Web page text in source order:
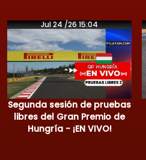
Jul 24 /26 15:04
Segunda sesión de pruebas
libres del Gran Premio de
Hungría - ¡EN VIVO!